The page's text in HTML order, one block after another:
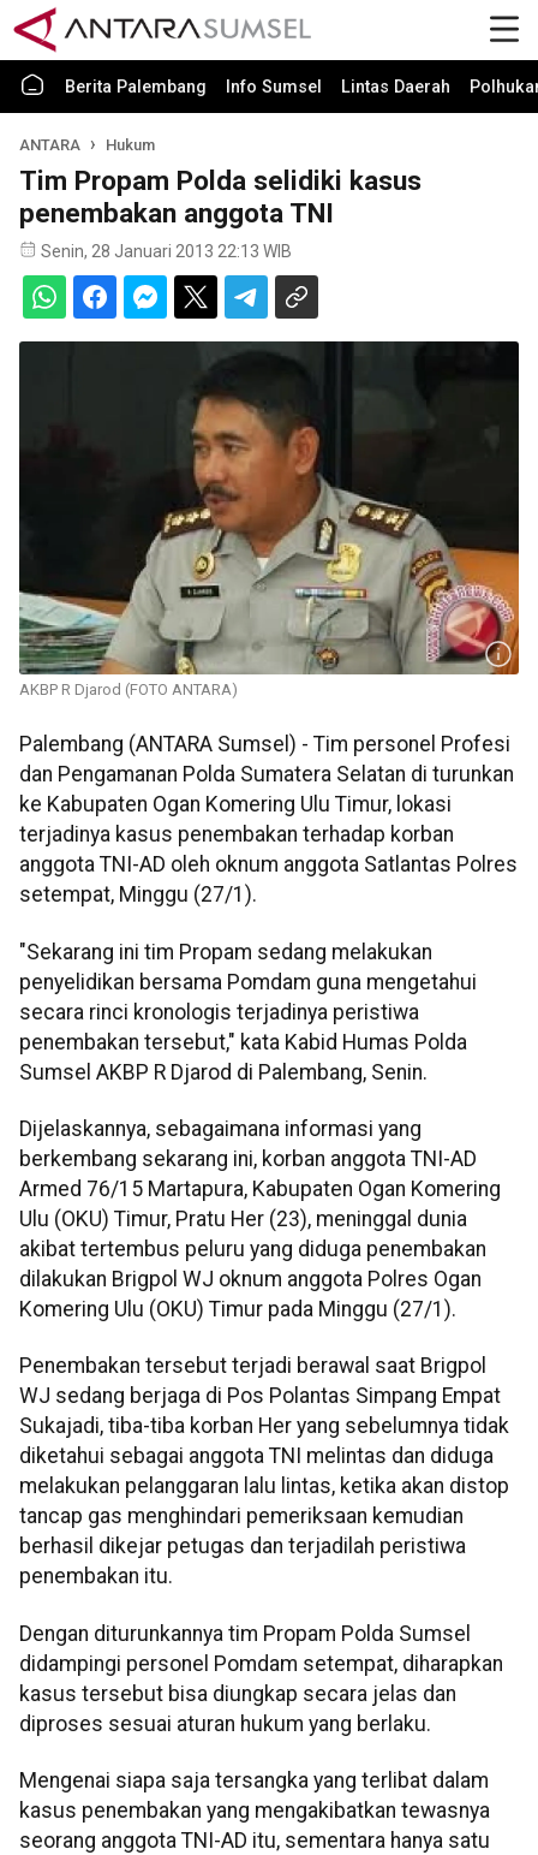
Berita Palembang Info Sumsel Lintas Daerah
ANTARA Hukum
Tim Propam Polda selidiki kasus
penembakan anggota TNI
Senin, 28 Januari 2013 22:13 WIB
AKBP R Djarod (FOTO ANTARA)
Palembang (ANTARA Sumsel) - Tim personel Profesi
dan Pengamanan Polda Sumatera Selatan di turunkan
ke Kabupaten Ogan Komering Ulu Timur, lokasi
terjadinya kasus penembakan terhadap korban
anggota TNI-AD oleh oknum anggota Satlantas Polres
setempat, Minggu (27/1).
"Sekarang ini tim Propam sedang melakukan
penyelidikan bersama Pomdam guna mengetahui
secara rinci kronologis terjadinya peristiwa
penembakan tersebut," kata Kabid Humas Polda
Sumsel AKBP R Djarod di Palembang, Senin.
Dijelaskannya, sebagaimana informasi yang
berkembang sekarang ini, korban anggota TNI-AD
Armed 76/15 Martapura, Kabupaten Ogan Komering
Ulu (OKU) Timur, Pratu Her (23), meninggal dunia
akibat tertembus peluru yang diduga penembakan
dilakukan Brigpol WJ oknum anggota Polres Ogan
Komering Ulu (OKU) Timur pada Minggu (27/1).
Penembakan tersebut terjadi berawal saat Brigpol
WJ sedang berjaga di Pos Polantas Simpang Empat
Sukajadi, tiba-tiba korban Her yang sebelumnya tidak
diketahui sebagai anggota TNI melintas dan diduga
melakukan pelanggaran lalu lintas, ketika akan distop
tancap gas menghindari pemeriksaan kemudian
berhasil dikejar petugas dan terjadilah peristiwa
penembakan itu.
Dengan diturunkannya tim Propam Polda Sumsel
didampingi personel Pomdam setempat, diharapkan
kasus tersebut bisa diungkap secara jelas dan
diproses sesuai aturan hukum yang berlaku.
Mengenai siapa saja tersangka yang terlibat dalam
kasus penembakan yang mengakibatkan tewasnya
seorang anggota TNI-AD itu, sementara hanya satu